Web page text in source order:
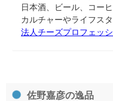
日本酒、ビール、コー
カルチャーやライフス
法人チーズプロフェッ
佐野嘉彦の逸品